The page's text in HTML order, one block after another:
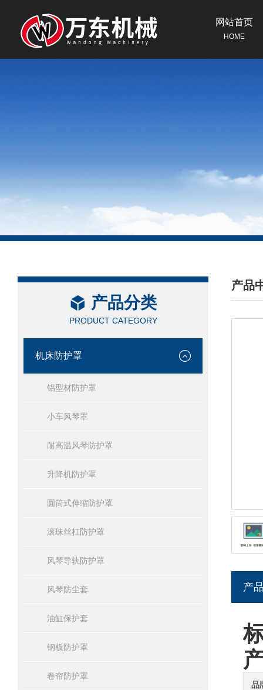
网站首页
HOME
产品分类
PRODUCT CATEGORY
机床防护罩
铝型材防护罩
小车风琴罩
耐高温风琴防护罩
升降机防护罩
圆筒式伸缩防护罩
滚珠丝杠防护罩
风琴导轨防护罩
风琴防尘套
油缸保护套
钢板防护罩
卷帘防护罩
产品
/
产
品